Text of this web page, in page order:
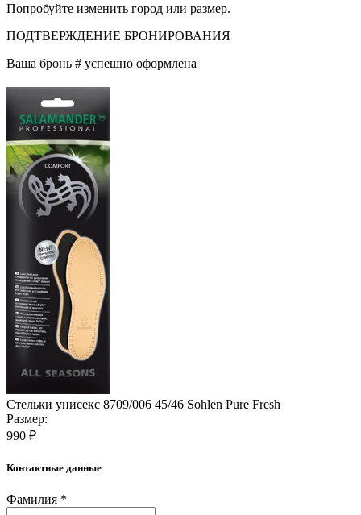
Попробуйте изменить город или размер.
ПОДТВЕРЖДЕНИЕ БРОНИРОВАНИЯ
Ваша бронь # успешно оформлена
Стельки унисекс 8709/006 45/46 Sohlen Pure Fresh
Размер:
990 ₽
Контактные данные
Фамилия *